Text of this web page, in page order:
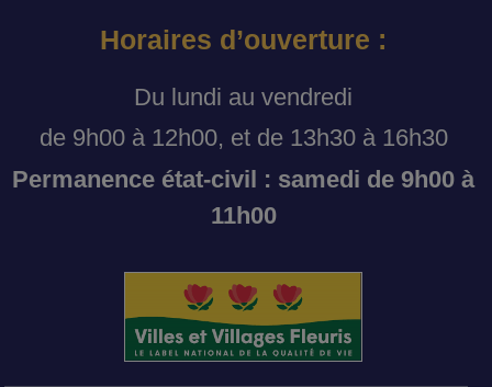
Horaires d’ouverture :
Du lundi au vendredi
de 9h00 à 12h00, et de 13h30 à 16h30
Permanence état-civil : samedi de 9h00 à
11h00